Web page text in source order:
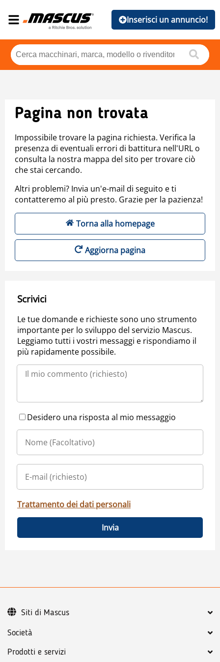
Inserisci un annuncio!
Pagina non trovata
Impossibile trovare la pagina richiesta. Verifica la
presenza di eventuali errori di battitura nell'URL o
consulta la nostra mappa del sito per trovare ciò
che stai cercando.
Altri problemi? Invia un'e-mail di seguito e ti
contatteremo al più presto. Grazie per la pazienza!
Torna alla homepage
Aggiorna pagina
Scrivici
Le tue domande e richieste sono uno strumento
importante per lo sviluppo del servizio Mascus.
Leggiamo tutti i vostri messaggi e rispondiamo il
più rapidamente possibile.
Desidero una risposta al mio messaggio
Trattamento dei dati personali
Invia
Società
Prodotti e servizi
Siti di Mascus